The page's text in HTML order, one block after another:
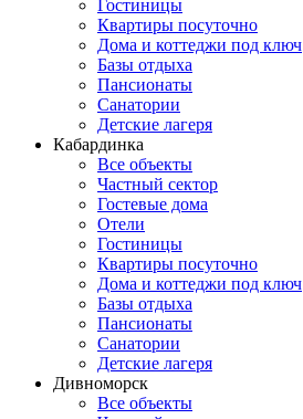
Гостиницы
Квартиры посуточно
Дома и коттеджи под ключ
Базы отдыха
Пансионаты
Санатории
Детские лагеря
Кабардинка
Все объекты
Частный сектор
Гостевые дома
Отели
Гостиницы
Квартиры посуточно
Дома и коттеджи под ключ
Базы отдыха
Пансионаты
Санатории
Детские лагеря
Дивноморск
Все объекты